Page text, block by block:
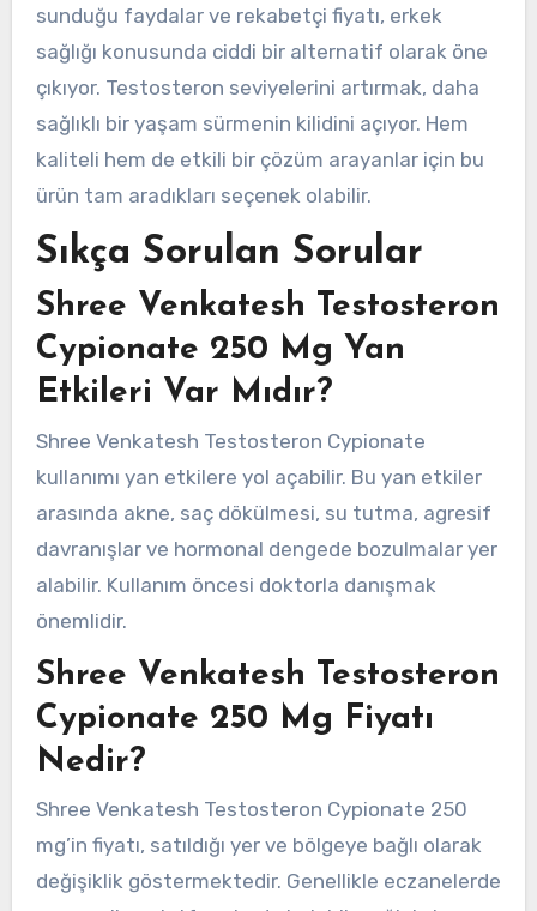
sunduğu faydalar ve rekabetçi fiyatı, erkek
sağlığı konusunda ciddi bir alternatif olarak öne
çıkıyor. Testosteron seviyelerini artırmak, daha
sağlıklı bir yaşam sürmenin kilidini açıyor. Hem
kaliteli hem de etkili bir çözüm arayanlar için bu
ürün tam aradıkları seçenek olabilir.
Sıkça Sorulan Sorular
Shree Venkatesh Testosteron
Cypionate 250 Mg Yan
Etkileri Var Mıdır?
Shree Venkatesh Testosteron Cypionate
kullanımı yan etkilere yol açabilir. Bu yan etkiler
arasında akne, saç dökülmesi, su tutma, agresif
davranışlar ve hormonal dengede bozulmalar yer
alabilir. Kullanım öncesi doktorla danışmak
önemlidir.
Shree Venkatesh Testosteron
Cypionate 250 Mg Fiyatı
Nedir?
Shree Venkatesh Testosteron Cypionate 250
mg’in fiyatı, satıldığı yer ve bölgeye bağlı olarak
değişiklik göstermektedir. Genellikle eczanelerde